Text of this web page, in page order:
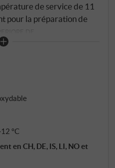
de service de 11
pour la préparation de
°C
en CH, DE, IS, LI, NO et